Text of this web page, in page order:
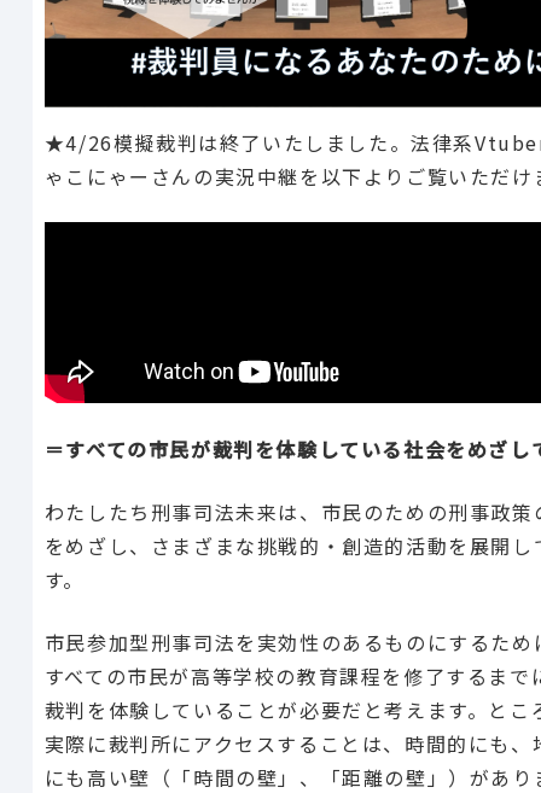
★4/26模擬裁判は終了いたしました。法律系
ゃこにゃーさんの実況中継を以下よりご覧いただ
＝すべての市民が裁判を体験している社会をめざし
わたしたち刑事司法未来は、市民のための刑事政策
をめざし、さまざまな挑戦的・創造的活動を展開し
す。
市民参加型刑事司法を実効性のあるものにするため
すべての市民が高等学校の教育課程を修了するまで
裁判を体験していることが必要だと考えます。とこ
実際に裁判所にアクセスすることは、時間的にも、
にも高い壁（「時間の壁」、「距離の壁」）があり